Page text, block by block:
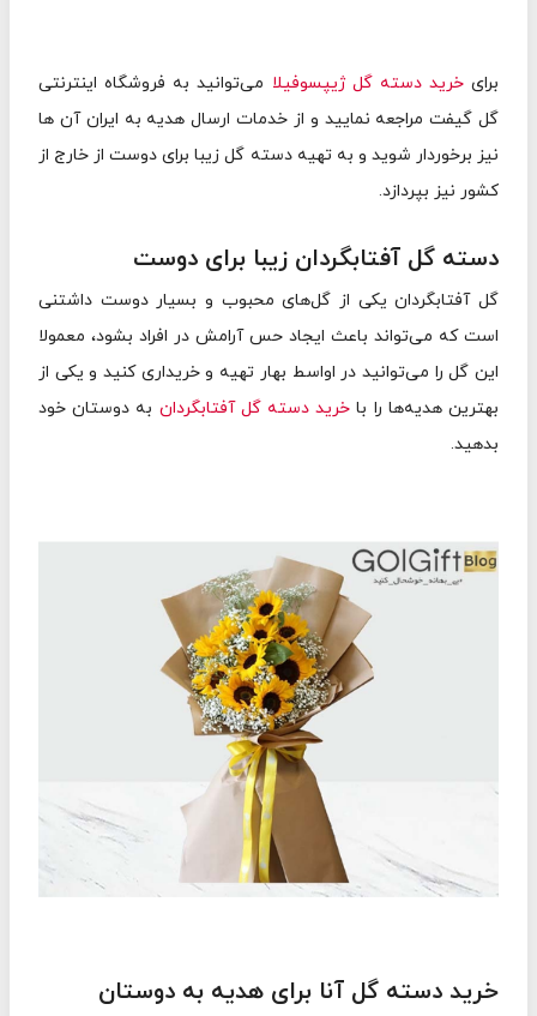
برایخرید دسته گل ژيپسوفيلا می‌توانید به فروشگاه اینترنتی
گل گیفت مراجعه نمایید و از خدمات ارسال هدیه به ایران آن ها
نیز برخوردار شوید و به تهیه دسته گل زیبا برای دوست از خارج از
کشور نیز بپردازد.
دسته گل آفتابگردان زیبا برای دوست
گل آفتابگردان یکی از گل‌های محبوب و بسیار دوست داشتنی
است که می‌تواند باعث ایجاد حس آرامش در افراد بشود، معمولا
این گل را می‌توانید در اواسط بهار تهیه و خریداری کنید و یکی از
بهترین هدیه‌ها را با خرید دسته گل آفتابگردان به دوستان خود
بدهید.
خرید دسته گل آنا برای هدیه به دوستان